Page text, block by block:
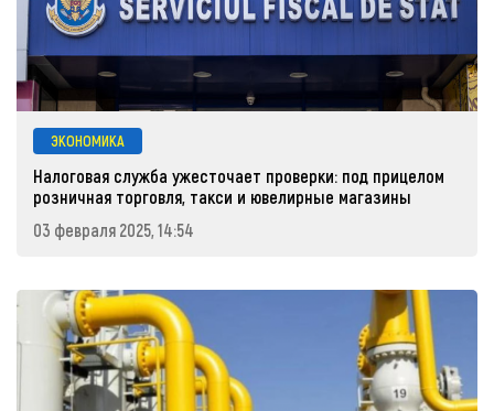
ЭКОНОМИКА
Налоговая служба ужесточает проверки: под прицелом
розничная торговля, такси и ювелирные магазины
03 февраля 2025, 14:54